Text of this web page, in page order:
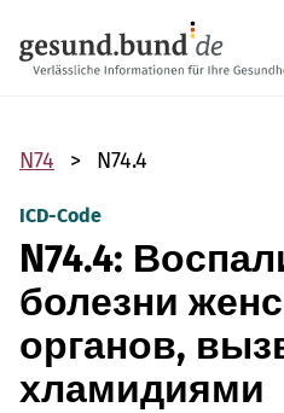
N74 N74.4
ICD-Code
N74.4:
болезни
органов,
хламидиями